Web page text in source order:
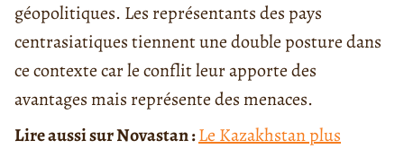
géopolitiques. Les représentants des pays
centrasiatiques tiennent une double posture dans
ce contexte car le conflit leur apporte des
avantages mais représente des menaces.
Lire aussi sur Novastan :Le Kazakhstan plus